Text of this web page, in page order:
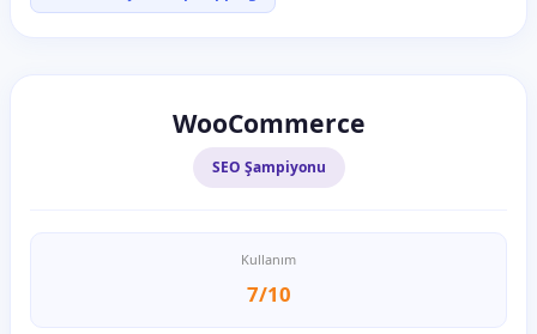
WooCommerce
SEO Şampiyonu
Kullanım
7/10